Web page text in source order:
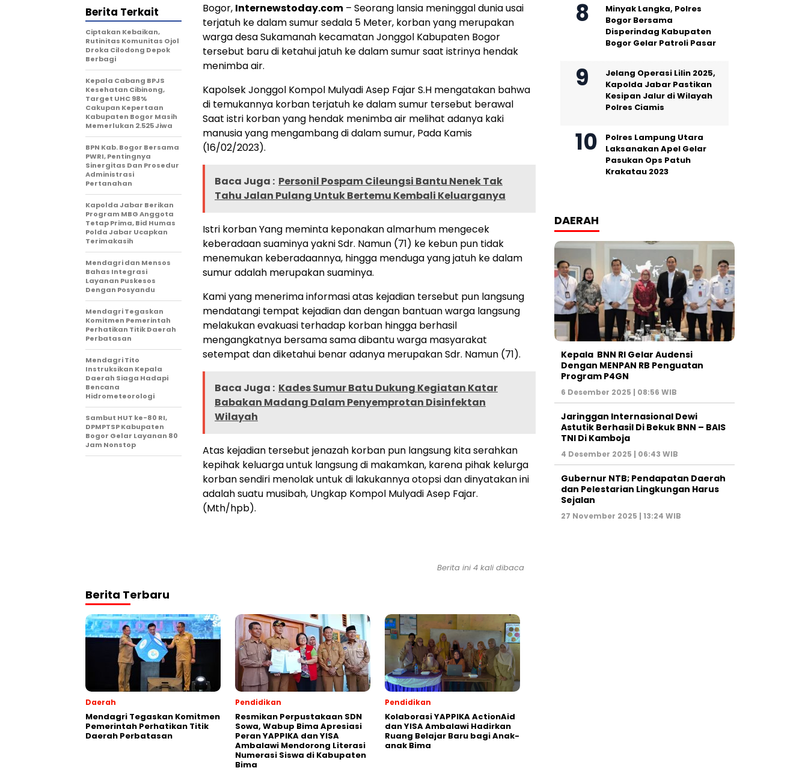
Bogor, Internewstoday.com – Seorang lansia meninggal dunia usai
terjatuh ke dalam sumur sedala 5 Meter, korban yang merupakan
warga desa Sukamanah kecamatan Jonggol Kabupaten Bogor
tersebut baru di ketahui jatuh ke dalam sumur saat istrinya hendak
menimba air.
Kapolsek Jonggol Kompol Mulyadi Asep Fajar S.H mengatakan bahwa
di temukannya korban terjatuh ke dalam sumur tersebut berawal
Saat istri korban yang hendak menimba air melihat adanya kaki
manusia yang mengambang di dalam sumur, Pada Kamis
(16/02/2023).
Baca Juga : Personil Pospam Cileungsi Bantu Nenek Tak
Tahu Jalan Pulang Untuk Bertemu Kembali Keluarganya
Istri korban Yang meminta keponakan almarhum mengecek
keberadaan suaminya yakni Sdr. Namun (71) ke kebun pun tidak
menemukan keberadaannya, hingga menduga yang jatuh ke dalam
sumur adalah merupakan suaminya.
Kami yang menerima informasi atas kejadian tersebut pun langsung
mendatangi tempat kejadian dan dengan bantuan warga langsung
melakukan evakuasi terhadap korban hingga berhasil
mengangkatnya bersama sama dibantu warga masyarakat
setempat dan diketahui benar adanya merupakan Sdr. Namun (71).
Baca Juga : Kades Sumur Batu Dukung Kegiatan Katar
Babakan Madang Dalam Penyemprotan Disinfektan
Wilayah
Atas kejadian tersebut jenazah korban pun langsung kita serahkan
kepihak keluarga untuk langsung di makamkan, karena pihak kelurga
korban sendiri menolak untuk di lakukannya otopsi dan dinyatakan ini
adalah suatu musibah, Ungkap Kompol Mulyadi Asep Fajar.
(Mth/hpb).
Berita Terkait
Ciptakan Kebaikan,
Rutinitas Komunitas Ojol
Droka Cilodong Depok
Berbagi
Kepala Cabang BPJS
Kesehatan Cibinong,
Target UHC 98%
Cakupan Kepertaan
Kabupaten Bogor Masih
Memerlukan 2.525 Jiwa
BPN Kab. Bogor Bersama
PWRI, Pentingnya
Sinergitas Dan Prosedur
Administrasi
Pertanahan
Kapolda Jabar Berikan
Program MBG Anggota
Tetap Prima, Bid Humas
Polda Jabar Ucapkan
Terimakasih
Mendagri dan Mensos
Bahas Integrasi
Layanan Puskesos
Dengan Posyandu
Mendagri Tegaskan
Komitmen Pemerintah
Perhatikan Titik Daerah
Perbatasan
Mendagri Tito
Instruksikan Kepala
Daerah Siaga Hadapi
Bencana
Hidrometeorologi
Sambut HUT ke-80 RI,
DPMPTSP Kabupaten
Bogor Gelar Layanan 80
Jam Nonstop
Berita ini 4 kali dibaca
Berita Terbaru
Daerah
Mendagri Tegaskan Komitmen
Pemerintah Perhatikan Titik
Daerah Perbatasan
Pendidikan
Resmikan Perpustakaan SDN
Sowa, Wabup Bima Apresiasi
Peran YAPPIKA dan YISA
Ambalawi Mendorong Literasi
Numerasi Siswa di Kabupaten
Bima
Pendidikan
Kolaborasi YAPPIKA ActionAid
dan YISA Ambalawi Hadirkan
Ruang Belajar Baru bagi Anak-
anak Bima
Minyak Langka, Polres
Bogor Bersama
Disperindag Kabupaten
Bogor Gelar Patroli Pasar
Jelang Operasi Lilin 2025,
Kapolda Jabar Pastikan
Kesipan Jalur di Wilayah
Polres Ciamis
Polres Lampung Utara
Laksanakan Apel Gelar
Pasukan Ops Patuh
Krakatau 2023
DAERAH
Kepala BNN RI Gelar Audensi
Dengan MENPAN RB Penguatan
Program P4GN
6 Desember 2025 | 08:56 WIB
Jaringgan Internasional Dewi
Astutik Berhasil Di Bekuk BNN – BAIS
TNI Di Kamboja
4 Desember 2025 | 06:43 WIB
Gubernur NTB; Pendapatan Daerah
dan Pelestarian Lingkungan Harus
Sejalan
27 November 2025 | 13:24 WIB